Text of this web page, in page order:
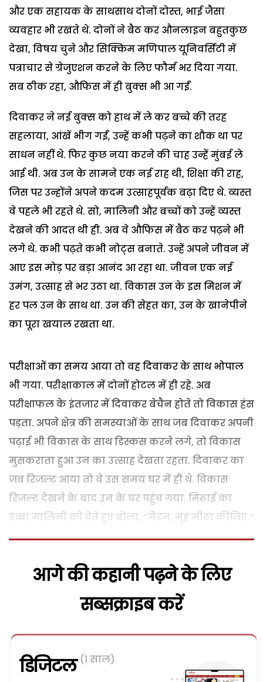
और एक सहायक के साथसाथ दोनों दोस्त, भाई जैसा
व्यवहार भी रखते थे. दोनों ने बैठ कर औनलाइन बहुतकुछ
देखा, विषय चुने और सिक्किम मणिपाल यूनिवर्सिटी में
पत्राचार से ग्रेजुएशन करने के लिए फौर्म भर दिया गया.
सब ठीक रहा, औफिस में ही बुक्स भी आ गईं.
दिवाकर ने नई बुक्स को हाथ में ले कर बच्चे की तरह
सहलाया, आंखें भीग गईं, उन्हें कभी पढ़ने का शौक था पर
साधन नहीं थे. फिर कुछ नया करने की चाह उन्हें मुंबई ले
आई थी. अब उन के सामने एक नई राह थी, शिक्षा की राह,
जिस पर उन्होंने अपने कदम उत्साहपूर्वक बढ़ा दिए थे. व्यस्त
वे पहले भी रहते थे. सो, मालिनी और बच्चों को उन्हें व्यस्त
देखने की आदत थी ही. अब वे औफिस में बैठ कर पढ़ने भी
लगे थे. कभी पढ़ते कभी नोट्स बनाते. उन्हें अपने जीवन में
आए इस मोड़ पर बड़ा आनंद आ रहा था. जीवन एक नई
उमंग, उत्साह से भर उठा था. विकास उन के इस मिशन में
हर पल उन के साथ था. उन की सेहत का, उन के खानेपीने
का पूरा खयाल रखता था.
परीक्षाओं का समय आया तो वह दिवाकर के साथ भोपाल
भी गया. परीक्षाकाल में दोनों होटल में ही रहे. अब
परीक्षाफल के इंतजार में दिवाकर बेचैन होते तो विकास हंस
पड़ता. अपने क्षेत्र की समस्याओं के साथ जब दिवाकर अपनी
पढ़ाई भी विकास के साथ डिस्कस करने लगे, तो विकास
मुसकराता हुआ उन का उत्साह देखता रहता. दिवाकर का
जब रिजल्ट आया तो वे उस समय घर में ही थे. विकास
रिजल्ट देखने के बाद उन के घर पहुंच गया. मिठाई का
डब्बा मालिनी को देते हुए बोला, ‘‘मैडम, मुंह मीठा कीजिए.’’
आगे की कहानी पढ़ने के लिए
सब्सक्राइब करें
डिजिटल (1 साल)